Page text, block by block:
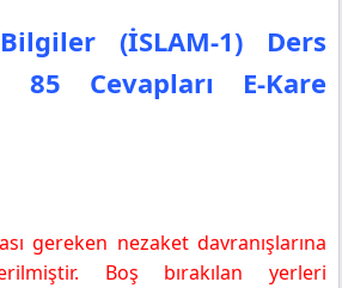
(İSLAM-1) Ders
85 Cevapları E-Kare
gereken nezaket davranışlarına
Boş bırakılan yerleri